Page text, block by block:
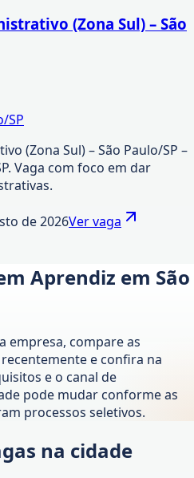
(Zona Sul) – São
SP
(Zona Sul) – São Paulo/SP –
Vaga com foco em dar
de 2026Ver vaga
Aprendiz em São
empresa, compare as
e confira na
e o canal de
pode mudar conforme as
processos seletivos.
na cidade